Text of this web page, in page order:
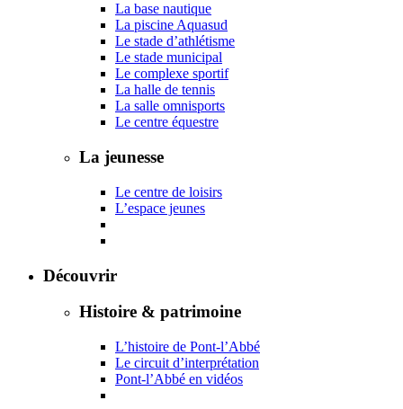
La base nautique
La piscine Aquasud
Le stade d’athlétisme
Le stade municipal
Le complexe sportif
La halle de tennis
La salle omnisports
Le centre équestre
La jeunesse
Le centre de loisirs
L’espace jeunes
Découvrir
Histoire & patrimoine
L’histoire de Pont-l’Abbé
Le circuit d’interprétation
Pont-l’Abbé en vidéos